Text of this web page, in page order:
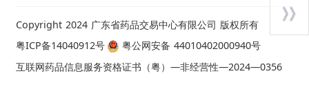
Copyright 2024 广东省药品交易中心有限公司 版权所有
粤ICP备14040912号
粤公网安备 44010402000940号
互联网药品信息服务资格证书（粤）—非经营性—2024—0356